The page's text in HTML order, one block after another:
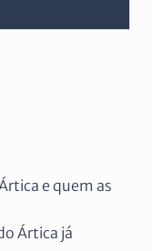
e quem as
Ártica já